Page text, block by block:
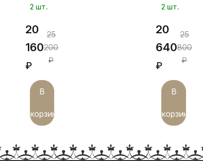
2 шт.
20
160
₽
25
200
₽
В
корзину
2 шт.
20
640
₽
25
800
₽
В
корзину